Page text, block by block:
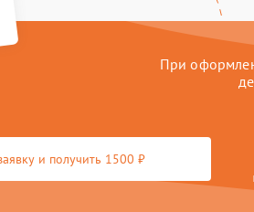
При
и получить 1500 ₽